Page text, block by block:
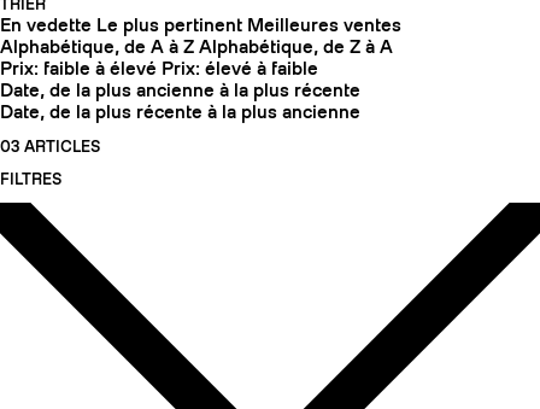
TRIER
En vedette Le plus pertinent Meilleures ventes
Alphabétique, de A à Z Alphabétique, de Z à A
Prix: faible à élevé Prix: élevé à faible
Date, de la plus ancienne à la plus récente
Date, de la plus récente à la plus ancienne
03 ARTICLES
FILTRES